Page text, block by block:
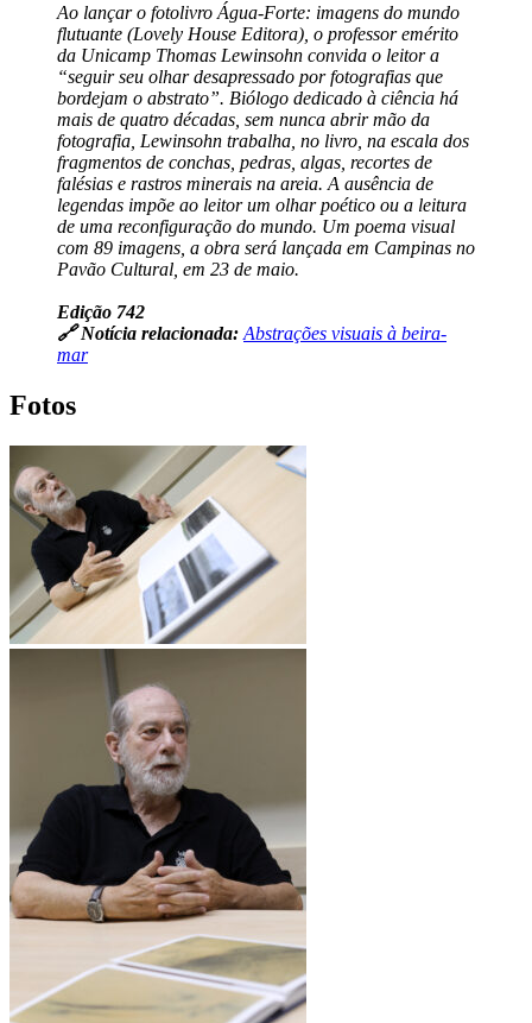
Ao lançar o fotolivro Água-Forte: imagens do mundo
flutuante (Lovely House Editora), o professor emérito
da Unicamp Thomas Lewinsohn convida o leitor a
“seguir seu olhar desapressado por fotografias que
bordejam o abstrato”. Biólogo dedicado à ciência há
mais de quatro décadas, sem nunca abrir mão da
fotografia, Lewinsohn trabalha, no livro, na escala dos
fragmentos de conchas, pedras, algas, recortes de
falésias e rastros minerais na areia. A ausência de
legendas impõe ao leitor um olhar poético ou a leitura
de uma reconfiguração do mundo. Um poema visual
com 89 imagens, a obra será lançada em Campinas no
Pavão Cultural, em 23 de maio.
Edição 742
🔗 Notícia relacionada: Abstrações visuais à beira-
mar
Fotos